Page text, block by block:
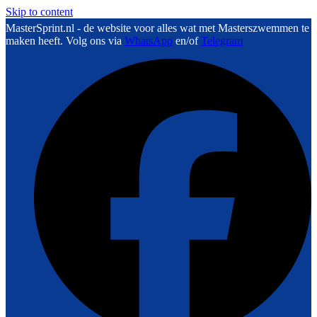
Skip to content
MasterSprint.nl - de website voor alles wat met Masterszwemmen te
maken heeft. Volg ons via WhatsApp en/ofTelegram